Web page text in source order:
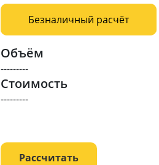
Безналичный расчёт
Объём
---------
Стоимость
---------
Рассчитать